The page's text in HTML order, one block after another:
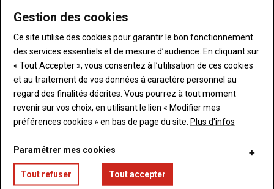
Aides PAC 2025 : Quels montants
réévalués pour les aides couplées
animales ?
Quels montants de l'aide PAC 2025 bovine
?
Unarrêté paru au journal officiel du 12 juin
réévalue pour la
campagne 2025 les montants del'aide aux bovins de plus de
16 moispour les départements hors Corse :
Dermatose nodulaire contagieuse bovine (DNC) : un
nouveau foyer détecté en Sardaigne
Gestion des cookies
Ce site utilise des cookies pour garantir le bon fonctionnement
des services essentiels et de mesure d’audience. En cliquant sur
« Tout Accepter », vous consentez à l’utilisation de ces cookies
et au traitement de vos données à caractère personnel au
regard des finalités décrites. Vous pourrez à tout moment
revenir sur vos choix, en utilisant le lien « Modifier mes
préférences cookies » en bas de page du site. Plus d'infos
Paramétrer mes cookies
Tout refuser Tout accepter